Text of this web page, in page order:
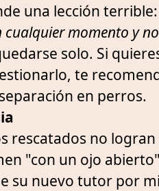
una lección terrible:
cualquier momento y
solo. Si
te
en perros.
rescatados no
"con un ojo
su nuevo tutor por